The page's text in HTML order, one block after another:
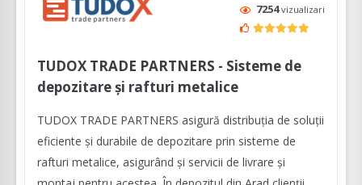
7254vizualizari
TUDOX TRADE PARTNERS - Sisteme de
depozitare și rafturi metalice
TUDOX TRADE PARTNERS asigură distribuția de soluții
eficiente și durabile de depozitare prin sisteme de
rafturi metalice, asigurând şi servicii de livrare și